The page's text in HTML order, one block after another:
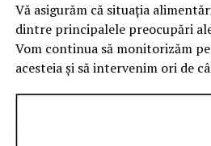
Vă asigurăm că situația
dintre principalele preocupări
Vom continua să monitorizăm
acesteia și să intervenim ori de